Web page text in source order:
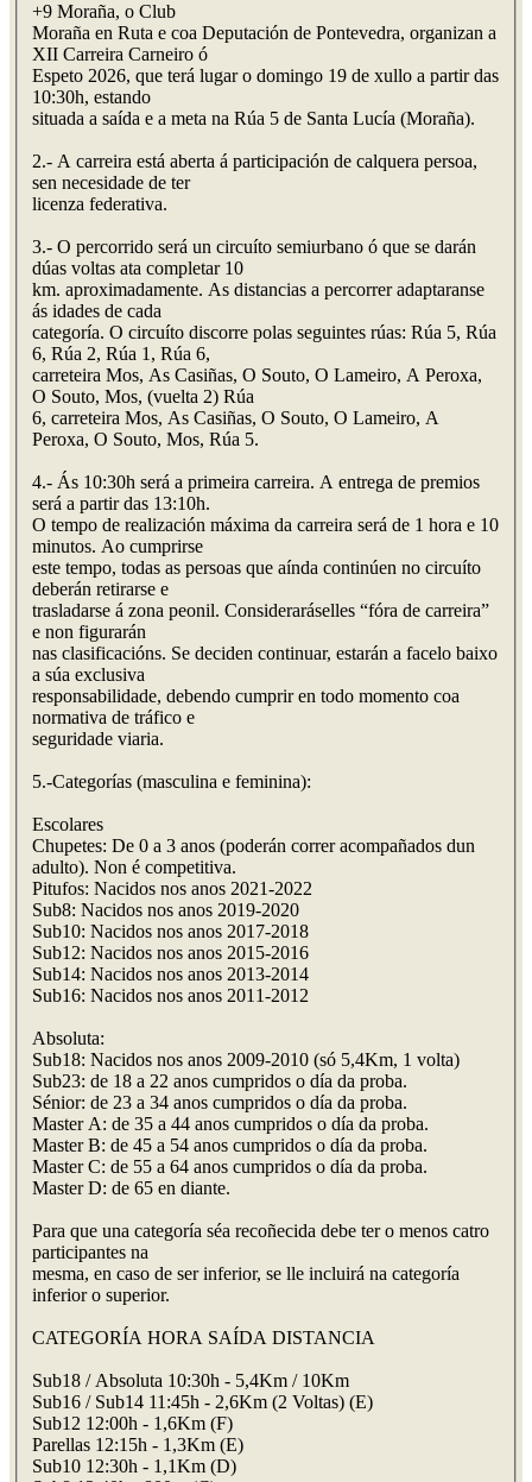
+9 Moraña, o Club
Moraña en Ruta e coa Deputación de Pontevedra, organizan a
XII Carreira Carneiro ó
Espeto 2026, que terá lugar o domingo 19 de xullo a partir das
10:30h, estando
situada a saída e a meta na Rúa 5 de Santa Lucía (Moraña).
2.- A carreira está aberta á participación de calquera persoa,
sen necesidade de ter
licenza federativa.
3.- O percorrido será un circuíto semiurbano ó que se darán
dúas voltas ata completar 10
km. aproximadamente. As distancias a percorrer adaptaranse
ás idades de cada
categoría. O circuíto discorre polas seguintes rúas: Rúa 5, Rúa
6, Rúa 2, Rúa 1, Rúa 6,
carreteira Mos, As Casiñas, O Souto, O Lameiro, A Peroxa,
O Souto, Mos, (vuelta 2) Rúa
6, carreteira Mos, As Casiñas, O Souto, O Lameiro, A
Peroxa, O Souto, Mos, Rúa 5.
4.- Ás 10:30h será a primeira carreira. A entrega de premios
será a partir das 13:10h.
O tempo de realización máxima da carreira será de 1 hora e 10
minutos. Ao cumprirse
este tempo, todas as persoas que aínda continúen no circuíto
deberán retirarse e
trasladarse á zona peonil. Consideraráselles “fóra de carreira”
e non figurarán
nas clasificacións. Se deciden continuar, estarán a facelo baixo
a súa exclusiva
responsabilidade, debendo cumprir en todo momento coa
normativa de tráfico e
seguridade viaria.
5.-Categorías (masculina e feminina):
Escolares
Chupetes: De 0 a 3 anos (poderán correr acompañados dun
adulto). Non é competitiva.
Pitufos: Nacidos nos anos 2021-2022
Sub8: Nacidos nos anos 2019-2020
Sub10: Nacidos nos anos 2017-2018
Sub12: Nacidos nos anos 2015-2016
Sub14: Nacidos nos anos 2013-2014
Sub16: Nacidos nos anos 2011-2012
Absoluta:
Sub18: Nacidos nos anos 2009-2010 (só 5,4Km, 1 volta)
Sub23: de 18 a 22 anos cumpridos o día da proba.
Sénior: de 23 a 34 anos cumpridos o día da proba.
Master A: de 35 a 44 anos cumpridos o día da proba.
Master B: de 45 a 54 anos cumpridos o día da proba.
Master C: de 55 a 64 anos cumpridos o día da proba.
Master D: de 65 en diante.
Para que una categoría séa recoñecida debe ter o menos catro
participantes na
mesma, en caso de ser inferior, se lle incluirá na categoría
inferior o superior.
CATEGORÍA HORA SAÍDA DISTANCIA
Sub18 / Absoluta 10:30h - 5,4Km / 10Km
Sub16 / Sub14 11:45h - 2,6Km (2 Voltas) (E)
Sub12 12:00h - 1,6Km (F)
Parellas 12:15h - 1,3Km (E)
Sub10 12:30h - 1,1Km (D)